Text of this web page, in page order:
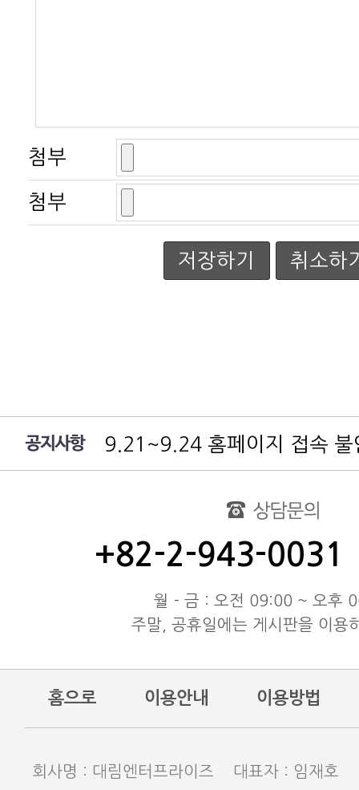
첨부
첨부
저장하기 취소하
9.21~9.24 홈페이지 접속 불
여름 휴가 배송 지연 안내
동해물과 백두산이 마르고
동해물과 백두산이 마르고
동해물과 백두산이 마르고
+82-2-943-0031
월 - 금 : 오전 09:00 ~ 오후
주말, 공휴일에는 게시판을 이용
홈으로 이용안내 이용방법
회사명 : 대림엔터프라이즈 대표자 : 임재호